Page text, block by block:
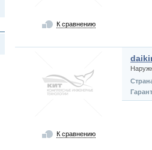
К сравнению
К сравнению